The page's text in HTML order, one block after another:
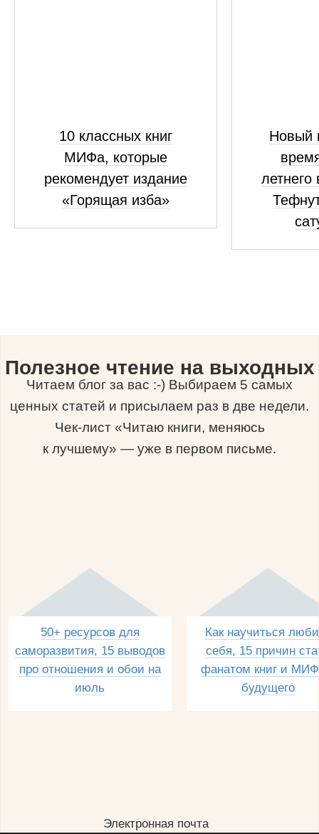
10 классных книг
МИФа, которые
рекомендует издание
«Горящая изба»
Новый
Полезное чтение на выходных
Читаем блог за вас :-) Выбираем 5 самых
ценных статей и присылаем раз в две недели.
Чек-лист «Читаю книги, меняюсь
к лучшему» — уже в первом письме.
50+ ресурсов для
саморазвития, 15 выводов
про отношения и обои на
июль
Как научиться
себя, 15 причин
фанатом книг и
будущего
Электронная почта